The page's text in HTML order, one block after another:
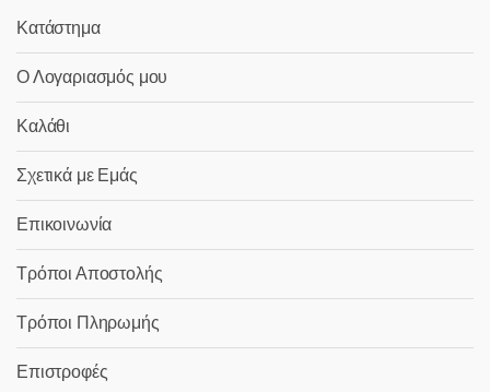
Κατάστημα
Ο Λογαριασμός μου
Καλάθι
Σχετικά με Εμάς
Επικοινωνία
Τρόποι Αποστολής
Τρόποι Πληρωμής
Επιστροφές